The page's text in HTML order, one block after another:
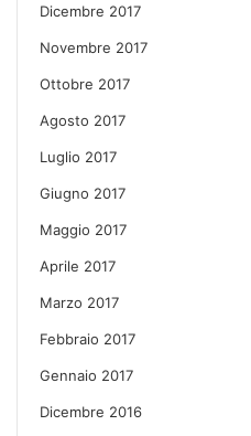
Dicembre 2017
Novembre 2017
Ottobre 2017
Agosto 2017
Luglio 2017
Giugno 2017
Maggio 2017
Aprile 2017
Marzo 2017
Febbraio 2017
Gennaio 2017
Dicembre 2016